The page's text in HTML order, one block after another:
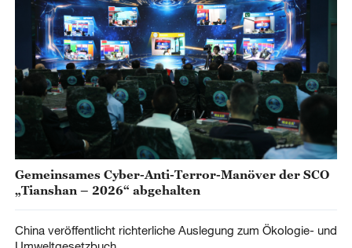
Gemeinsames Cyber-Anti-Terror-Manöver der SCO
„Tianshan – 2026“ abgehalten
China veröffentlicht richterliche Auslegung zum Ökologie- und